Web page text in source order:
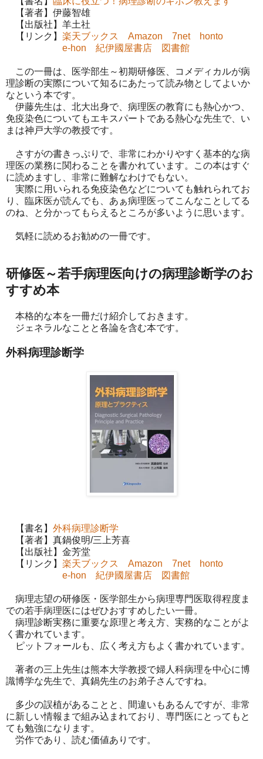
【著者】伊藤智雄
【出版社】羊土社
【リンク】 楽天ブックス Amazon 7net
honto
e-hon
紀伊國屋書店 図書館
この一冊は、医学部生～初期研修医、コメディカルが病
理診断の実際について知るにあたって読み物としてよいか
なという本です。
伊藤先生は、北大出身で、病理医の教育にも熱心かつ、
免疫染色についてもエキスパートである熱心な先生で、い
まは神戸大学の教授です。
さすがの書きっぷりで、非常にわかりやすく基本的な病
理医の業務に関わることを書かれています。この本はすぐ
に読めますし、非常に難解なわけでもない。
実際に用いられる免疫染色などについても触れられてお
り、臨床医が読んでも、あぁ病理医ってこんなことしてる
のね、と分かってもらえるところが多いように思います。
気軽に読めるお勧めの一冊です。
研修医～若手病理医向けの病理診断学のお
すすめ本
本格的な本を一冊だけ紹介しておきます。
ジェネラルなことと各論を含む本です。
外科病理診断学
【書名】 外科病理診断学
【著者】真鍋俊明/三上芳喜
【出版社】金芳堂
【リンク】 楽天ブックス Amazon 7net
honto
e-hon
紀伊國屋書店 図書館
病理志望の研修医・医学部生から病理専門医取得程度ま
での若手病理医にはぜひおすすめしたい一冊。
病理診断実務に重要な原理と考え方、実務的なことがよ
く書かれています。
ピットフォールも、広く考え方もよく書かれています。
著者の三上先生は熊本大学教授で婦人科病理を中心に博
識博学な先生で、真鍋先生のお弟子さんですね。
多少の誤植があることと、間違いもあるんですが、非常
に新しい情報まで組み込まれており、専門医にとってもと
ても勉強になります。
労作であり、読む価値ありです。